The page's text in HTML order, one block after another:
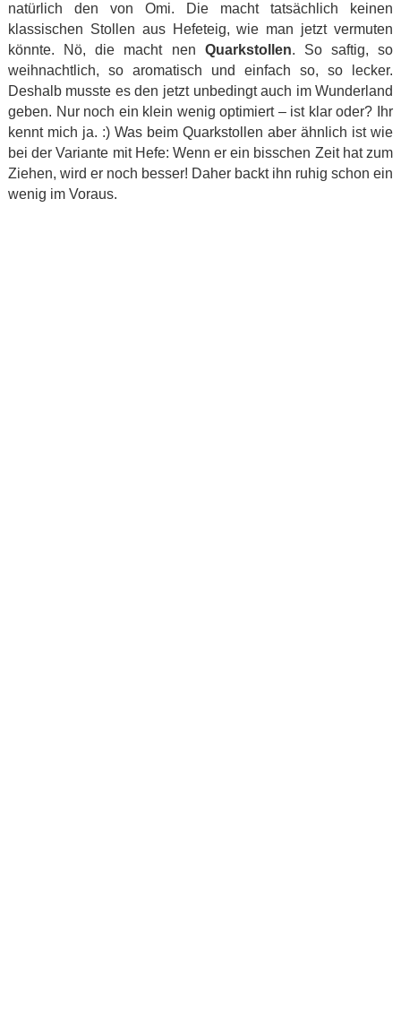
natürlich den von Omi. Die macht tatsächlich keinen
klassischen Stollen aus Hefeteig, wie man jetzt vermuten
könnte. Nö, die macht nen Quarkstollen. So saftig, so
weihnachtlich, so aromatisch und einfach so, so lecker.
Deshalb musste es den jetzt unbedingt auch im Wunderland
geben. Nur noch ein klein wenig optimiert – ist klar oder? Ihr
kennt mich ja. :) Was beim Quarkstollen aber ähnlich ist wie
bei der Variante mit Hefe: Wenn er ein bisschen Zeit hat zum
Ziehen, wird er noch besser! Daher backt ihn ruhig schon ein
wenig im Voraus.